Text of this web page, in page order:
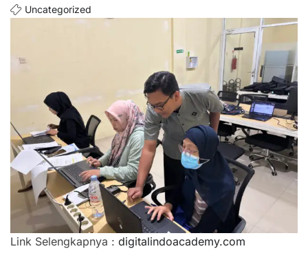
Uncategorized
Link Selengkapnya : digitalindoacademy.com